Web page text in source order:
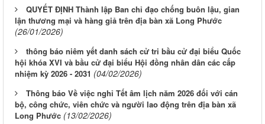
QUYẾT ĐỊNH Thành lập Ban chỉ đạo chống buôn lậu, gian
lận thương mại và hàng giả trên địa bàn xã Long Phước
(26/01/2026)
thông báo niêm yết danh sách cử tri bầu cử đại biểu Quốc
hội khóa XVI và bầu cử đại biểu Hội đồng nhân dân các cấp
nhiệm kỳ 2026 - 2031 (04/02/2026)
Thông báo Về việc nghỉ Tết âm lịch năm 2026 đối với cán
bộ, công chức, viên chức và người lao động trên địa bàn xã
Long Phước (13/02/2026)